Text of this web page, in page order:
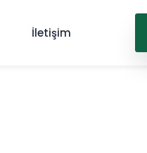
İletişim